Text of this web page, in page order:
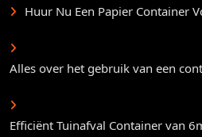
Huur Nu Een Papier Container
Alles over het gebruik van een
Efficiënt Tuinafval Container van